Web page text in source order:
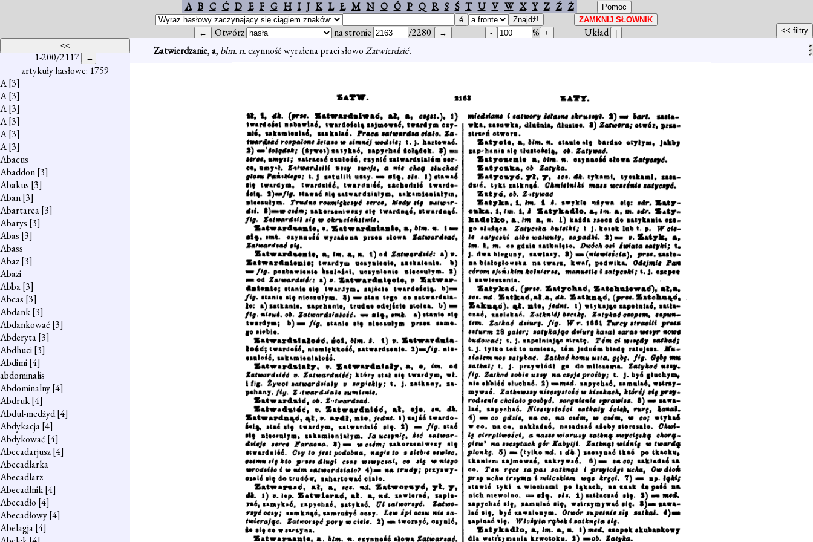
A B C Ć D E F G H I J K L Ł M N O Ó P Q R S Ś T U V W X Y Z Ź Ż
Otwórz na stronie /2280 %
Układ
1-200/2117
artykuły hasłowe: 1759
A[3]
A[3]
A[3]
A[3]
A[3]
A[3]
Abacus
Abaddon[3]
Abakus [3]
Aban[3]
Abartarea[3]
Abarys [3]
Abas [3]
Abass
Abaz[3]
Abazi
Abba[3]
Abcas [3]
Abdank[3]
Abdankować [3]
Abderyta[3]
Abdhuci[3]
Abdimi[4]
abdominalis
Abdominalny[4]
Abdruk[4]
Abdul-medżyd[4]
Abdykacja[4]
Abdykować [4]
Abecadarjusz[4]
Abecadlarka
Abecadlarz
Abecadlnik[4]
Abecadło [4]
Abecadłowy[4]
Abelagja[4]
Zatwierdzanie,a, blm. n.czynność wyrałena praei słowoZatwierdzić.